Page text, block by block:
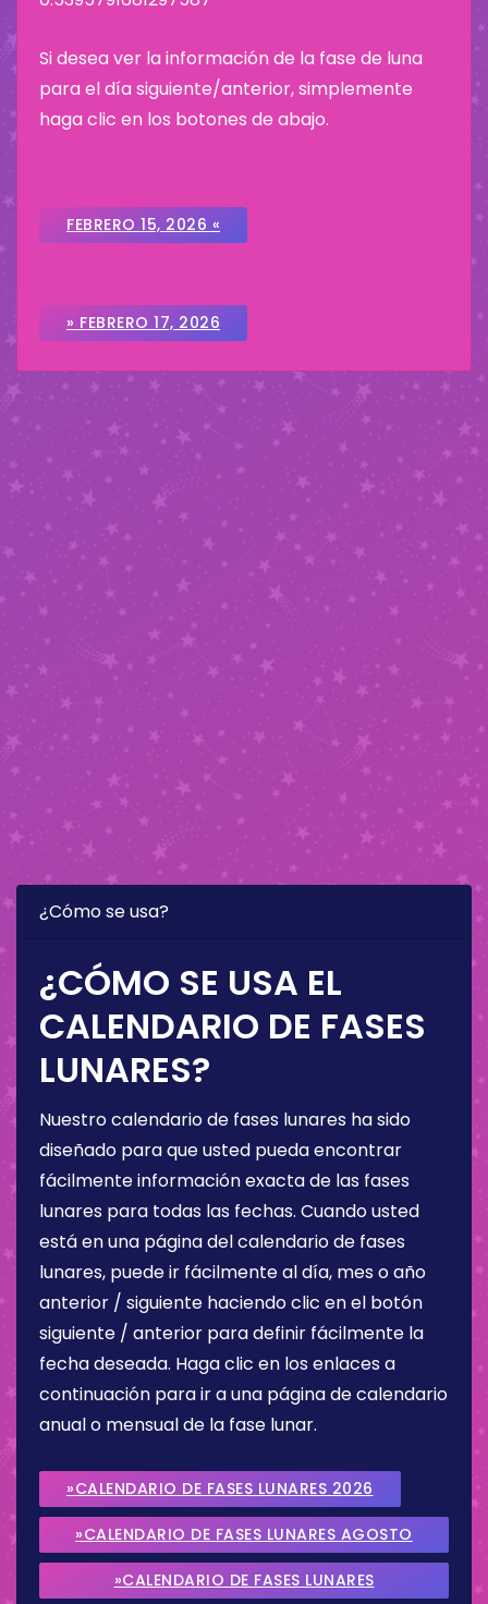
Si desea ver la información de la fase de luna
para el día siguiente/anterior, simplemente
haga clic en los botones de abajo.
FEBRERO 15, 2026 «
» FEBRERO 17, 2026
¿Cómo se usa?
¿CÓMO SE USA EL
CALENDARIO DE FASES
LUNARES?
Nuestro calendario de fases lunares ha sido
diseñado para que usted pueda encontrar
fácilmente información exacta de las fases
lunares para todas las fechas. Cuando usted
está en una página del calendario de fases
lunares, puede ir fácilmente al día, mes o año
anterior / siguiente haciendo clic en el botón
siguiente / anterior para definir fácilmente la
fecha deseada. Haga clic en los enlaces a
continuación para ir a una página de calendario
anual o mensual de la fase lunar.
»CALENDARIO DE FASES LUNARES 2026
»CALENDARIO DE FASES LUNARES AGOSTO
2026
»CALENDARIO DE FASES LUNARES